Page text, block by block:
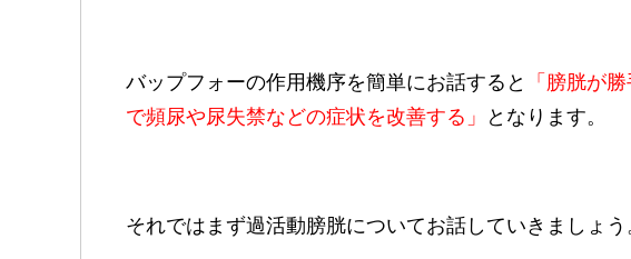
バップフォーの作用機序を簡単にお話すると
「膀胱が
で頻尿や尿失禁などの症状を改善する」 となります。
それではまず過活動膀胱についてお話していきましょう